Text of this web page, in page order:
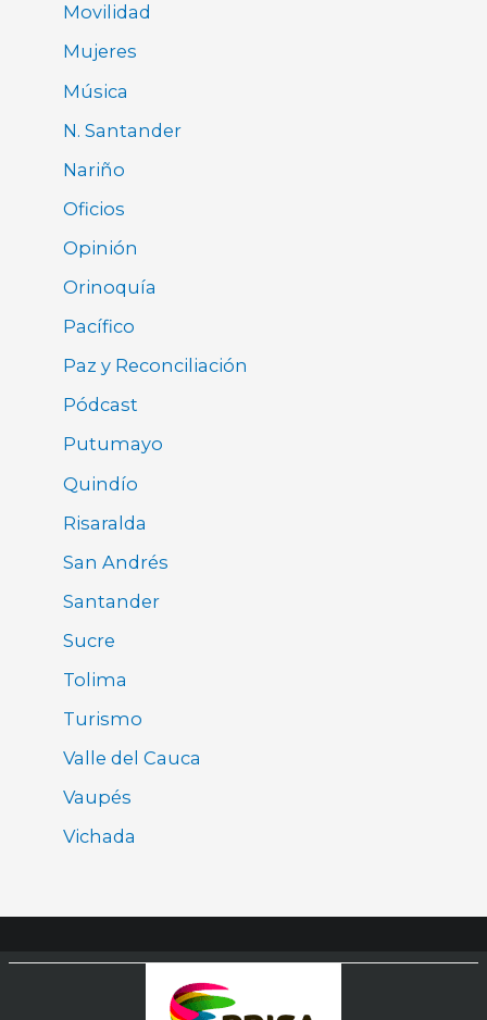
Movilidad
Mujeres
Música
N. Santander
Nariño
Oficios
Opinión
Orinoquía
Pacífico
Paz y Reconciliación
Pódcast
Putumayo
Quindío
Risaralda
San Andrés
Santander
Sucre
Tolima
Turismo
Valle del Cauca
Vaupés
Vichada